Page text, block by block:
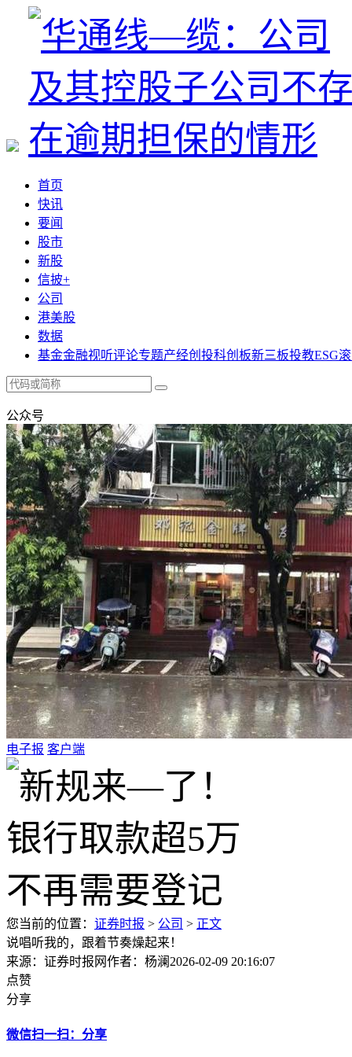
首页
快讯
要闻
股市
新股
信披+
公司
港美股
数据
基金金融视听评论专题产经创投科创板新三板投教ESG
公众号
电子报 客户端
您当前的位置： 证券时报 > 公司 > 正文
说唱听我的，跟着节奏燥起来！
来源：证券时报网作者：杨澜 2026-02-09 20:16:07
点赞
分享
微信扫一扫：分享